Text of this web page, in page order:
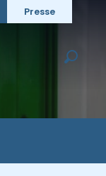
Presse